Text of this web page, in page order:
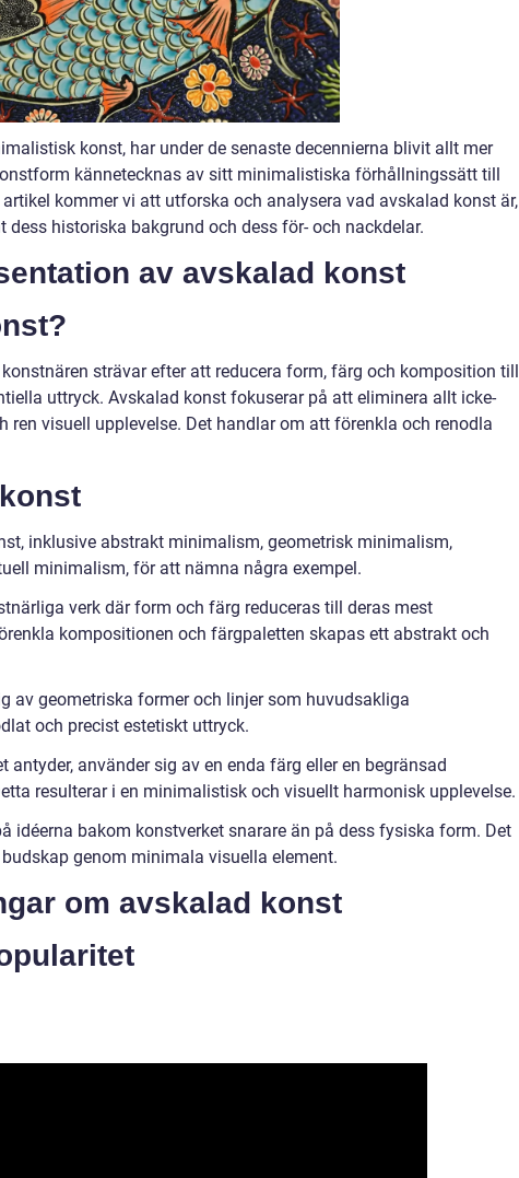
konst, har under de senaste decennierna blivit allt mer
kännetecknas av sitt minimalistiska förhållningssätt till
kommer vi att utforska och analysera vad avskalad konst är,
historiska bakgrund och dess för- och nackdelar.
av avskalad konst
strävar efter att reducera form, färg och komposition till
uttryck. Avskalad konst fokuserar på att eliminera allt icke-
ren visuell upplevelse. Det handlar om att förenkla och renodla
inklusive abstrakt minimalism, geometrisk minimalism,
minimalism, för att nämna några exempel.
verk där form och färg reduceras till deras mest
kompositionen och färgpaletten skapas ett abstrakt och
av geometriska former och linjer som huvudsakliga
och precist estetiskt uttryck.
använder sig av en enda färg eller en begränsad
resulterar i en minimalistisk och visuellt harmonisk upplevelse.
idéerna bakom konstverket snarare än på dess fysiska form. Det
genom minimala visuella element.
om avskalad konst